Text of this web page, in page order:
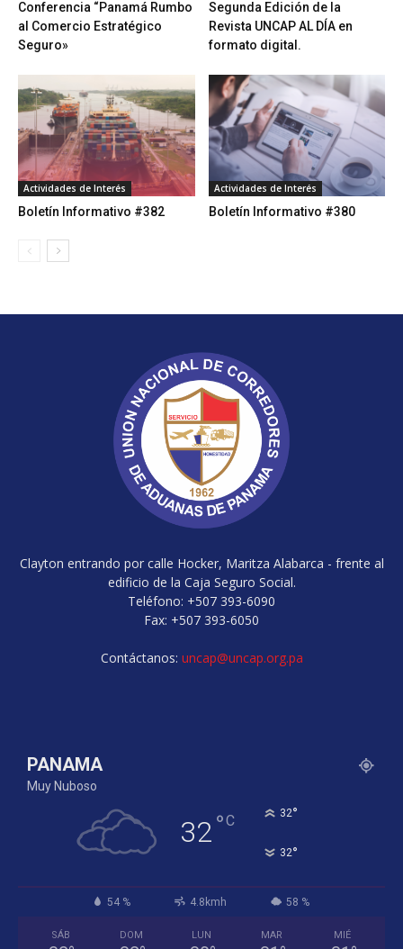
Conferencia “Panamá Rumbo
al Comercio Estratégico
Seguro»
Segunda Edición de la
Revista UNCAP AL DÍA en
formato digital.
Actividades de Interés
Boletín Informativo #382
Actividades de Interés
Boletín Informativo #380
Clayton entrando por calle Hocker, Maritza Alabarca - frente al
edificio de la Caja Seguro Social.
Teléfono: +507 393-6090
Fax: +507 393-6050
Contáctanos: uncap@uncap.org.pa
PANAMA
Muy Nuboso
32°C 32°
32°
54 % 4.8kmh 58 %
SÁB DOM LUN MAR MIÉ